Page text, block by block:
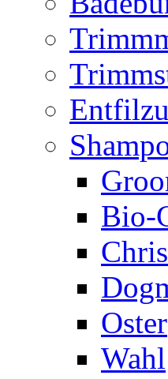
Bio-
Oster
Wahl